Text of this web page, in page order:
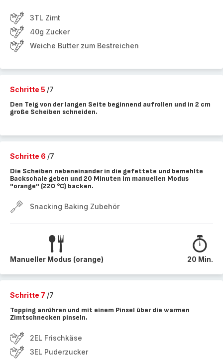
3TL Zimt
40g Zucker
Weiche Butter zum Bestreichen
Schritte 5 /7
Den Teig von der langen Seite beginnend aufrollen und in 2 cm
große Scheiben schneiden.
Schritte 6 /7
Die Scheiben nebeneinander in die gefettete und bemehlte
Backschale geben und 20 Minuten im manuellen Modus
"orange" (220 °C) backen.
Snacking Baking Zubehör
Manueller Modus (orange) 20 Min.
Schritte 7 /7
Topping anrühren und mit einem Pinsel über die warmen
Zimtschnecken pinseln.
2EL Frischkäse
3EL Puderzucker